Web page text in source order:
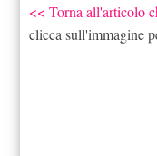
<< Torna all'articolo
clicca sull'immagine